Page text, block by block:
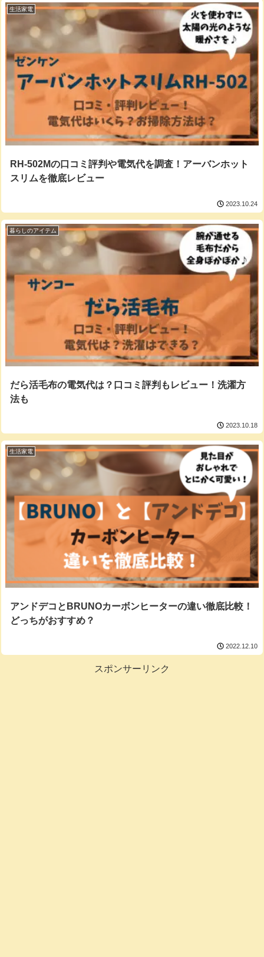
生活家電
RH-502Mの口コミ評判や電気代を調査！アーバンホット
スリムを徹底レビュー
2023.10.24
暮らしのアイテム
だら活毛布の電気代は？口コミ評判もレビュー！洗濯方
法も
2023.10.18
生活家電
アンドデコとBRUNOカーボンヒーターの違い徹底比較！
どっちがおすすめ？
2022.12.10
スポンサーリンク